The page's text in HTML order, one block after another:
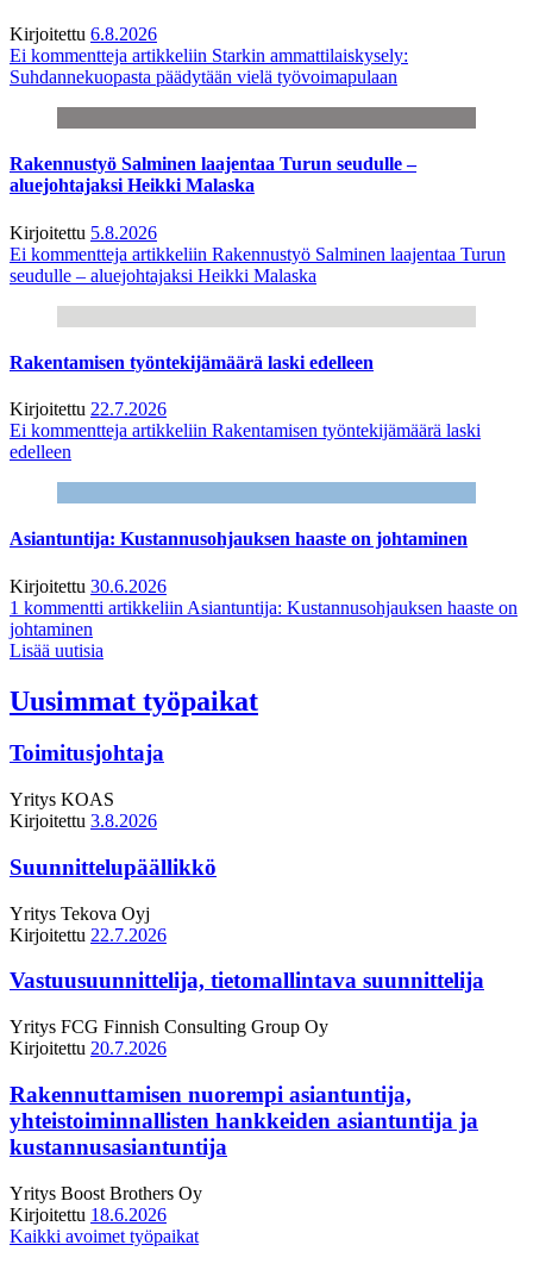
Kirjoitettu 6.8.2026
Ei kommentteja artikkeliin Starkin ammattilaiskysely:
Suhdannekuopasta päädytään vielä työvoimapulaan
Rakennustyö Salminen laajentaa Turun seudulle –
aluejohtajaksi Heikki Malaska
Kirjoitettu 5.8.2026
Ei kommentteja artikkeliin Rakennustyö Salminen laajentaa Turun
seudulle – aluejohtajaksi Heikki Malaska
Rakentamisen työntekijämäärä laski edelleen
Kirjoitettu 22.7.2026
Ei kommentteja artikkeliin Rakentamisen työntekijämäärä laski
edelleen
Asiantuntija: Kustannusohjauksen haaste on johtaminen
Kirjoitettu 30.6.2026
1 kommentti artikkeliin Asiantuntija: Kustannusohjauksen haaste on
johtaminen
Lisää uutisia
Uusimmat työpaikat
Toimitusjohtaja
Yritys KOAS
Kirjoitettu 3.8.2026
Suunnittelupäällikkö
Yritys Tekova Oyj
Kirjoitettu 22.7.2026
Vastuusuunnittelija, tietomallintava suunnittelija
Yritys FCG Finnish Consulting Group Oy
Kirjoitettu 20.7.2026
Rakennuttamisen nuorempi asiantuntija,
yhteistoiminnallisten hankkeiden asiantuntija ja
kustannusasiantuntija
Yritys Boost Brothers Oy
Kirjoitettu 18.6.2026
Kaikki avoimet työpaikat